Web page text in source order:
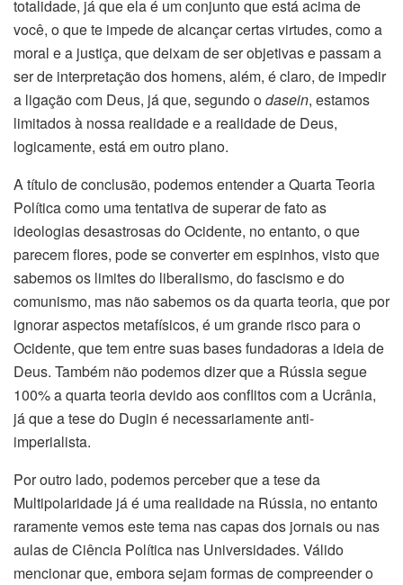
totalidade, já que ela é um conjunto que está acima de
você, o que te impede de alcançar certas virtudes, como a
moral e a justiça, que deixam de ser objetivas e passam a
ser de interpretação dos homens, além, é claro, de impedir
a ligação com Deus, já que, segundo odasein, estamos
limitados à nossa realidade e a realidade de Deus,
logicamente, está em outro plano.
A título de conclusão, podemos entender a Quarta Teoria
Política como uma tentativa de superar de fato as
ideologias desastrosas do Ocidente, no entanto, o que
parecem flores, pode se converter em espinhos, visto que
sabemos os limites do liberalismo, do fascismo e do
comunismo, mas não sabemos os da quarta teoria, que por
ignorar aspectos metafísicos, é um grande risco para o
Ocidente, que tem entre suas bases fundadoras a ideia de
Deus. Também não podemos dizer que a Rússia segue
100% a quarta teoria devido aos conflitos com a Ucrânia,
já que a tese do Dugin é necessariamente anti-
imperialista.
Por outro lado, podemos perceber que a tese da
Multipolaridade já é uma realidade na Rússia, no entanto
raramente vemos este tema nas capas dos jornais ou nas
aulas de Ciência Política nas Universidades. Válido
mencionar que, embora sejam formas de compreender o